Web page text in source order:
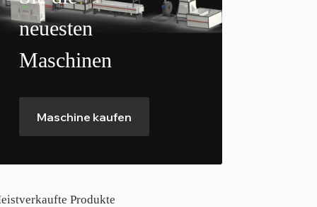
neuesten
Maschinen
Maschine kaufen
Produkte